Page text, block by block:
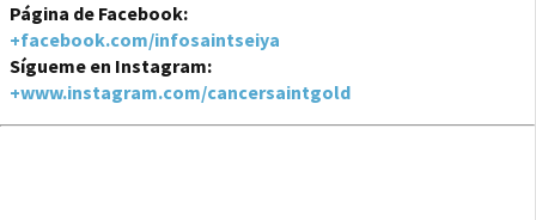
Página de Facebook:
+facebook.com/infosaintseiya
Sígueme en Instagram:
+www.instagram.com/cancersaintgold